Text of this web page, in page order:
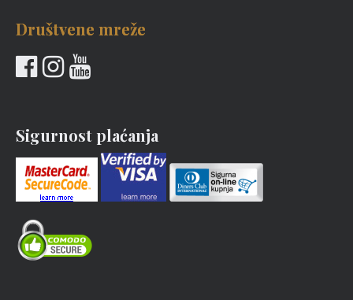
Društvene mreže
Sigurnost plaćanja